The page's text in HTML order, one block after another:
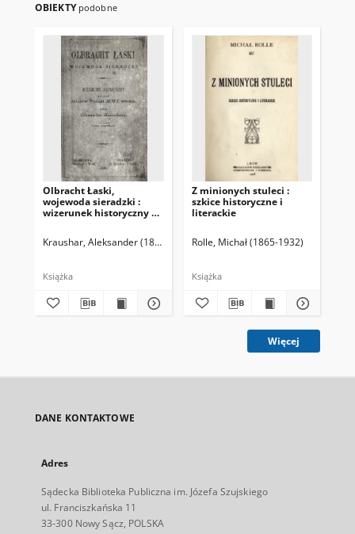
OBIEKTY podobne
Olbracht Łaski,
wojewoda sieradzki :
wizerunek historyczny na
Kraushar, Aleksander (1843-1931)
Książka
Z minionych stuleci :
szkice historyczne i
literackie
Rolle, Michał (1865-1932)
Książka
Więcej
DANE KONTAKTOWE
Adres
Sądecka Biblioteka Publiczna im. Józefa Szujskiego
ul. Franciszkańska 11
33-300 Nowy Sącz, POLSKA